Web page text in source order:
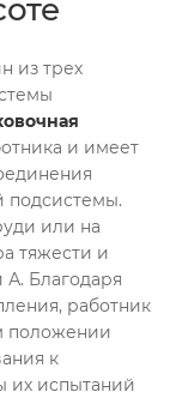
из трех
и имеет
подсистемы.
или на
тяжести и
А. Благодаря
работник
положении
к
их испытаний